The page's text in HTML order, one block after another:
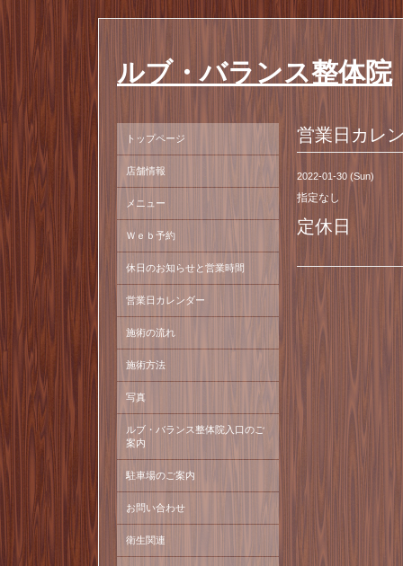
ルブ・バランス整体院
営業日カレ
2022-01-30 (Sun)
指定なし
定休日
トップページ
店舗情報
メニュー
Ｗｅｂ予約
休日のお知らせと営業時間
営業日カレンダー
施術の流れ
施術方法
写真
ルブ・バランス整体院入口のご
案内
駐車場のご案内
お問い合わせ
衛生関連